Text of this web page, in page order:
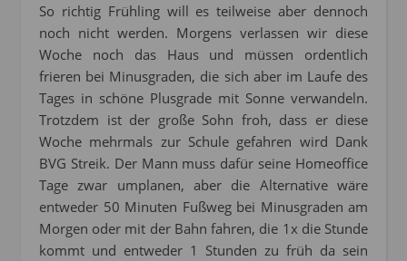
So richtig Frühling will es teilweise aber dennoch
noch nicht werden. Morgens verlassen wir diese
Woche noch das Haus und müssen ordentlich
frieren bei Minusgraden, die sich aber im Laufe des
Tages in schöne Plusgrade mit Sonne verwandeln.
Trotzdem ist der große Sohn froh, dass er diese
Woche mehrmals zur Schule gefahren wird Dank
BVG Streik. Der Mann muss dafür seine Homeoffice
Tage zwar umplanen, aber die Alternative wäre
entweder 50 Minuten Fußweg bei Minusgraden am
Morgen oder mit der Bahn fahren, die 1x die Stunde
kommt und entweder 1 Stunden zu früh da sein